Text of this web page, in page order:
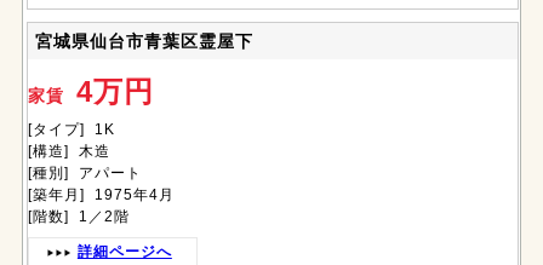
宮城県仙台市青葉区霊屋下
家賃 4万円
[タイプ] 1K
[構造] 木造
[種別] アパート
[築年月] 1975年4月
[階数] 1／2階
詳細ページへ